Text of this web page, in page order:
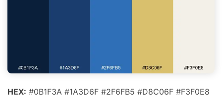
HEX: #0B1F3A #1A3D6F #2F6FB5 #D8C06F #F3F0E8